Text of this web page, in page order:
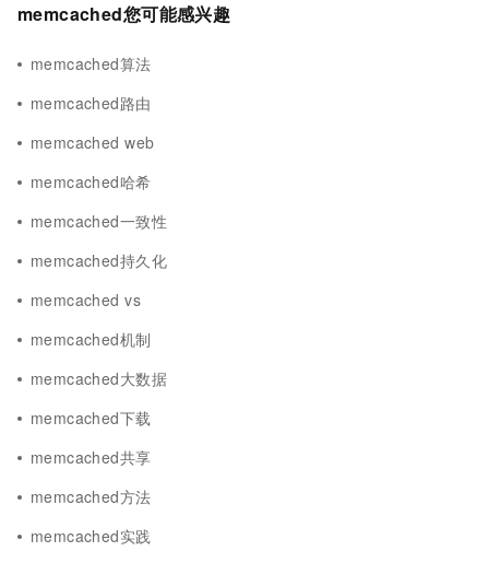
memcached您可能感兴趣
memcached算法
memcached路由
memcached web
memcached哈希
memcached一致性
memcached持久化
memcached vs
memcached机制
memcached大数据
memcached下载
memcached共享
memcached方法
memcached实践